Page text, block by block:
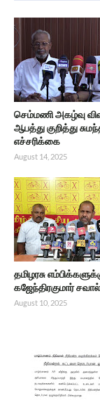
செம்மணி அகழ்வு
ஆபத்து குறித்து
எச்சரிக்கை
August 14, 2025
தமிழரசு
கஜேந்திரகுமார்
August 10, 2025